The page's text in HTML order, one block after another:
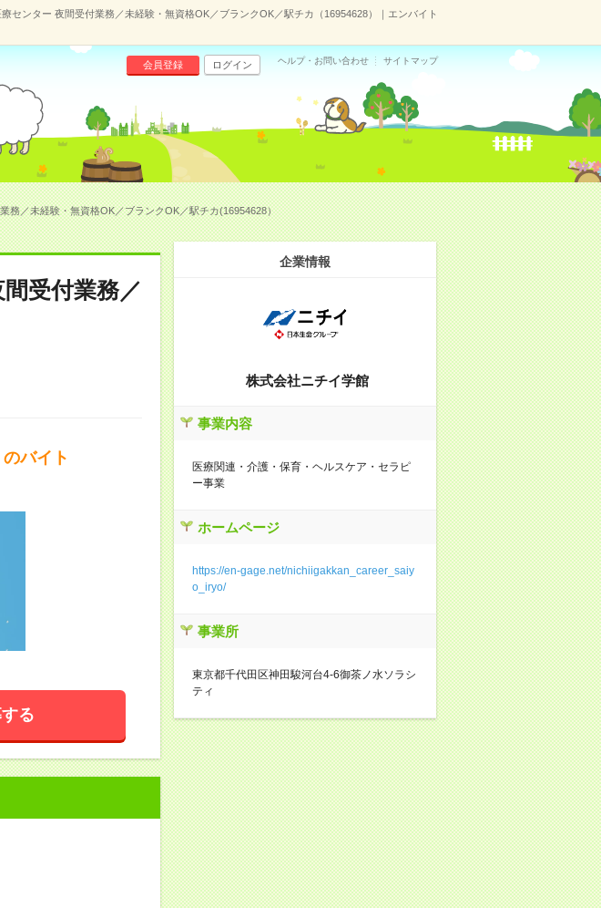
センター 夜間受付業務／未経験・無資格OK／ブランクOK／駅チカ（16954628）｜エンバイト
会員登録 ログイン ヘルプ・お問い合わせ サイトマップ
／未経験・無資格OK／ブランクOK／駅チカ(16954628）
受付業務／
バイト
る
企業情報
株式会社ニチイ学館
事業内容
医療関連・介護・保育・ヘルスケア・セラピ
ー事業
ホームページ
https://en-gage.net/nichiigakkan_career_saiy
o_iryo/
事業所
東京都千代田区神田駿河台4-6御茶ノ水ソラシ
ティ